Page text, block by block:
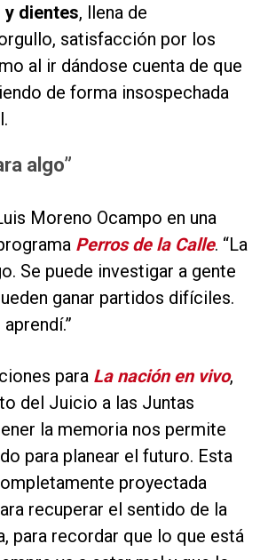
y dientes, llena de
satisfacción por los
al ir dándose cuenta de que
de forma insospechada
algo”
Moreno Ocampo en una
Perros de la Calle. “La
Se puede investigar a gente
ganar partidos difíciles.
para La nación en vivo,
del Juicio a las Juntas
la memoria nos permite
para planear el futuro. Esta
proyectada
recuperar el sentido de la
para recordar que lo que está